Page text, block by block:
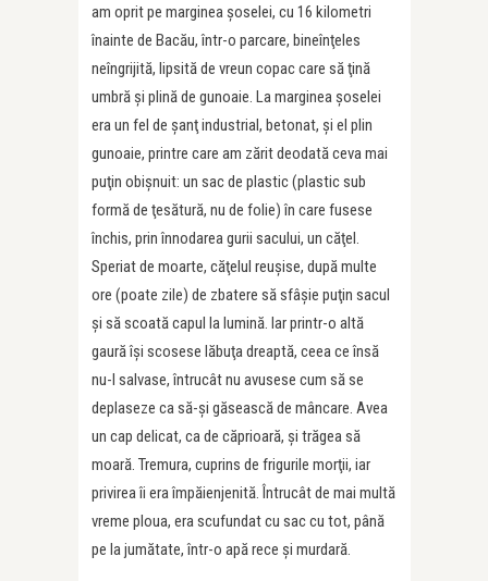
am oprit pe marginea şoselei, cu 16 kilometri
înainte de Bacău, într-o parcare, bineînţeles
neîngrijită, lipsită de vreun copac care să ţină
umbră şi plină de gunoaie. La marginea şoselei
era un fel de şanţ industrial, betonat, şi el plin
gunoaie, printre care am zărit deodată ceva mai
puţin obişnuit: un sac de plastic (plastic sub
formă de ţesătură, nu de folie) în care fusese
închis, prin înnodarea gurii sacului, un căţel.
Speriat de moarte, căţelul reuşise, după multe
ore (poate zile) de zbatere să sfâşie puţin sacul
şi să scoată capul la lumină. Iar printr-o altă
gaură îşi scosese lăbuţa dreaptă, ceea ce însă
nu-l salvase, întrucât nu avusese cum să se
deplaseze ca să-şi găsească de mâncare. Avea
un cap delicat, ca de căprioară, şi trăgea să
moară. Tremura, cuprins de frigurile morţii, iar
privirea îi era împăienjenită. Întrucât de mai multă
vreme ploua, era scufundat cu sac cu tot, până
pe la jumătate, într-o apă rece şi murdară.